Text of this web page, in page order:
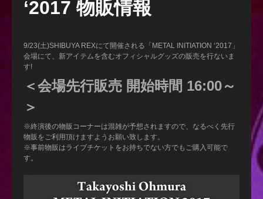
‘2017 物販情報
9/23(土)SHIBUYA REXにて開催される「METAL INITIATION ‘2017」
会場にて、新アイテムを含むオフィシャルグッズの販売を行ないま
す!
＜会場先行販売 開始時間 16:00～
＞
※終演後の物販コーナーは混雑が予想されますので、なるべく先行
物販をご利用頂けますようお願い致します。
※事前物販はライブチケットをお持ちでない方でもご購入可能で
す。